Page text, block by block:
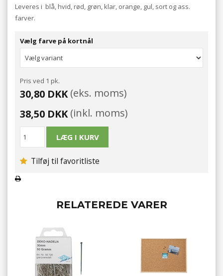
Leveres i blå, hvid, rød, grøn, klar, orange, gul, sort og ass.
farver.
Vælg farve på kortnål
Pris ved 1 pk.
30,80 DKK(eks. moms)
38,50 DKK(inkl. moms)
Tilføj til favoritliste
RELATEREDE VARER